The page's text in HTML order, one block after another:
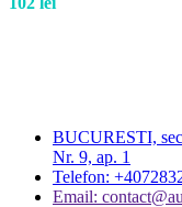
BUCURESTI,
Nr. 9, ap. 1
Telefon:
Email: